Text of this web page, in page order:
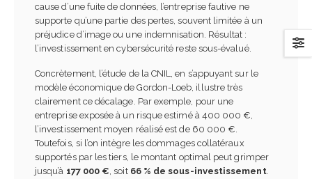
cause d’une fuite de données, l’entreprise fautive ne
supporte qu’une partie des pertes, souvent limitée à un
préjudice d’image ou une indemnisation. Résultat :
l’investissement en cybersécurité reste sous-évalué.
Concrètement, l’étude de la CNIL, en s’appuyant sur le
modèle économique de Gordon-Loeb, illustre très
clairement ce décalage. Par exemple, pour une
entreprise exposée à un risque estimé à 400 000 €,
l’investissement moyen réalisé est de 60 000 €.
Toutefois, si l’on intègre les dommages collatéraux
supportés par les tiers, le montant optimal peut grimper
jusqu’à 177 000 €, soit 66 % de sous-investissement.